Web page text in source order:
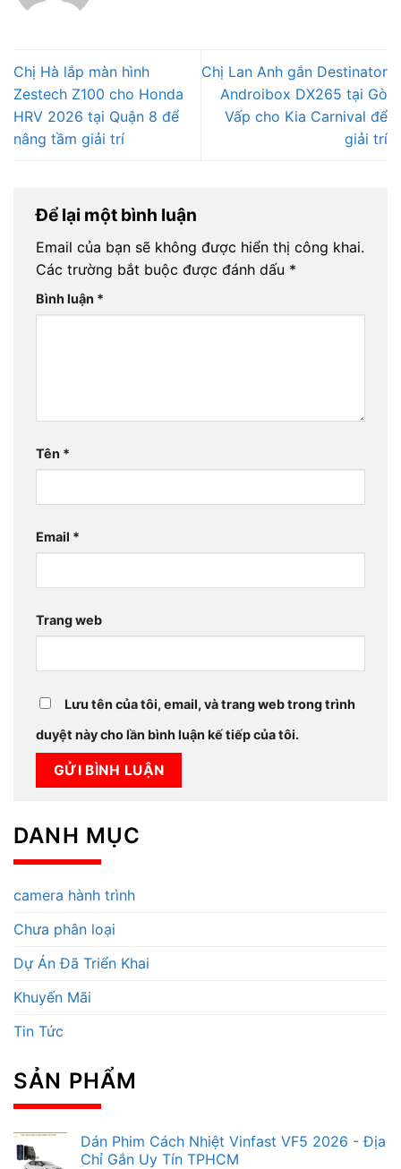
Chị Hà lắp màn hình
Zestech Z100 cho Honda
HRV 2026 tại Quận 8 để
nâng tầm giải trí
Chị Lan Anh gắn Destinator
Androibox DX265 tại Gò
Vấp cho Kia Carnival để
giải trí
Để lại một bình luận
Email của bạn sẽ không được hiển thị công khai.
Các trường bắt buộc được đánh dấu *
Bình luận *
Tên *
Email *
Trang web
Lưu tên của tôi, email, và trang web trong trình
duyệt này cho lần bình luận kế tiếp của tôi.
DANH MỤC
camera hành trình
Chưa phân loại
Dự Án Đã Triển Khai
Khuyến Mãi
Tin Tức
SẢN PHẨM
Dán Phim Cách Nhiệt Vinfast VF5 2026 - Địa
Chỉ Gắn Uy Tín TPHCM